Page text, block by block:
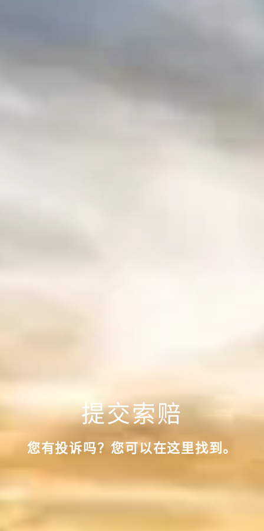
提交索赔
您有投诉吗？您可以在这里找到。